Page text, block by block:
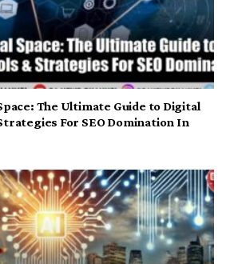
The Ultimate Guide to Digital
For SEO Domination In